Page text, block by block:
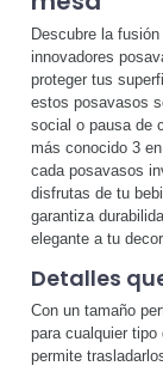
Descubre la
innovadores
proteger tus
estos posavasos
social o pausa de
más conocido 3
cada posavasos
disfrutas de tu
garantiza
elegante a tu
Detalles
Con un tamaño
para cualquier
permite